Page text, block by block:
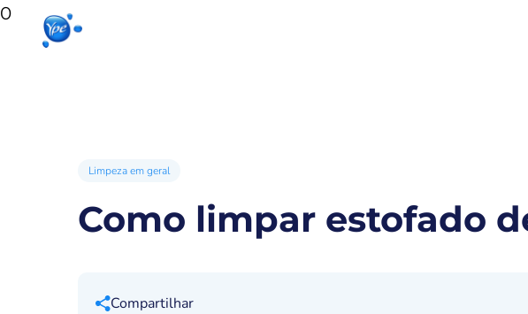
0
Limpeza em geral
Como limpar estofado
Compartilhar